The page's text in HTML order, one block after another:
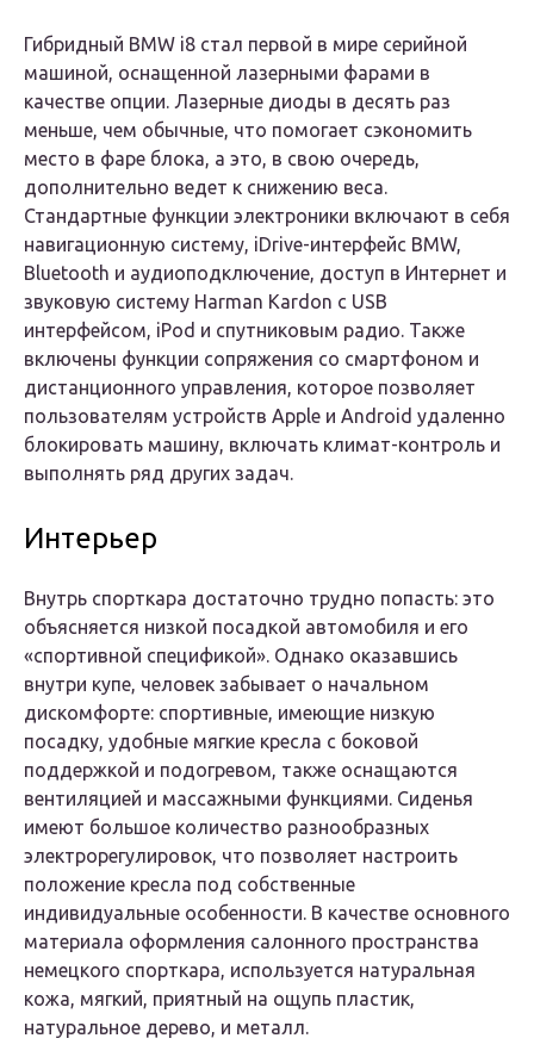
Гибридный BMW i8 стал первой в мире серийной
машиной, оснащенной лазерными фарами в
качестве опции. Лазерные диоды в десять раз
меньше, чем обычные, что помогает сэкономить
место в фаре блока, а это, в свою очередь,
дополнительно ведет к снижению веса.
Стандартные функции электроники включают в себя
навигационную систему, iDrive-интерфейс BMW,
Bluetooth и аудиоподключение, доступ в Интернет и
звуковую систему Harman Kardon с USB
интерфейсом, iPod и спутниковым радио. Также
включены функции сопряжения со смартфоном и
дистанционного управления, которое позволяет
пользователям устройств Apple и Android удаленно
блокировать машину, включать климат-контроль и
выполнять ряд других задач.
Интерьер
Внутрь спорткара достаточно трудно попасть: это
объясняется низкой посадкой автомобиля и его
«спортивной спецификой». Однако оказавшись
внутри купе, человек забывает о начальном
дискомфорте: спортивные, имеющие низкую
посадку, удобные мягкие кресла с боковой
поддержкой и подогревом, также оснащаются
вентиляцией и массажными функциями. Сиденья
имеют большое количество разнообразных
электрорегулировок, что позволяет настроить
положение кресла под собственные
индивидуальные особенности. В качестве основного
материала оформления салонного пространства
немецкого спорткара, используется натуральная
кожа, мягкий, приятный на ощупь пластик,
натуральное дерево, и металл.